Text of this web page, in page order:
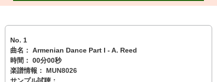
No. 1
曲名： Armenian Dance Part I - A. Reed
時間： 00分00秒
楽譜情報： MUN8026